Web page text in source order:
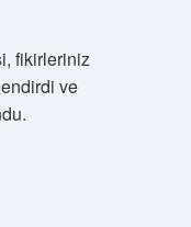
fikirleriniz
ve